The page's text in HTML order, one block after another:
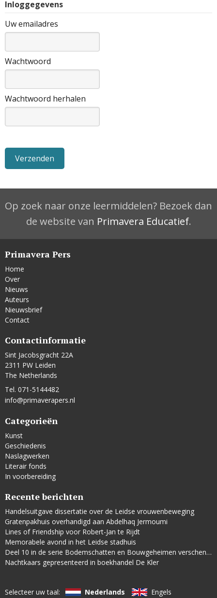
Inloggegevens
Uw emailadres
Wachtwoord
Wachtwoord herhalen
Op zoek naar onze leermiddelen? Bezoek dan
de website van Primavera Educatief.
Primavera Pers
Home
Over
Nieuws
Auteurs
Nieuwsbrief
Contact
Contactinformatie
Sint Jacobsgracht 22A
2311 PW Leiden
The Netherlands
Tel. 071-5144482
info@primaverapers.nl
Categorieën
Kunst
Geschiedenis
Naslagwerken
Literair fonds
In voorbereiding
Recente berichten
Handelsuitgave dissertatie over de Leidse vrouwenbeweging
Gratenpakhuis overhandigd aan Abdelhaq Jermoumi
Lines of Friendship voor Robert-Jan te Rijdt
Memorabele avond in het Leidse stadhuis
Deel 10 in de serie Bodemschatten en Bouwgeheimen verschenen
Nachtkaars gepresenteerd in boekhandel De Kler
Selecteer uw taal: Nederlands Engels